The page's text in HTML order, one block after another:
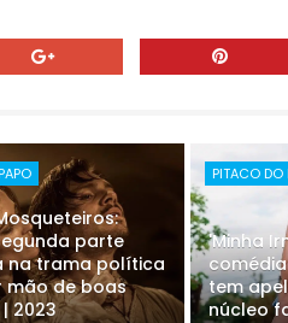
parte
na trama política
mão de boas
2023
PITACO DO
'Minha
tem
núcleo